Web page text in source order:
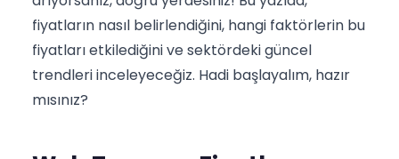
fiyatların nasıl belirlendiğini, hangi faktörlerin bu
fiyatları etkilediğini ve sektördeki güncel
trendleri inceleyeceğiz. Hadi başlayalım, hazır
mısınız?